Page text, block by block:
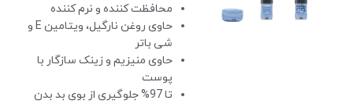
محافظت کننده و نرم کننده
حاوی روغن نارگیل، ویتامین E و
شی باتر
حاوی منیزیم و زینک سازگار با
پوست
تا 97% جلوگیری از بوی بد بدن